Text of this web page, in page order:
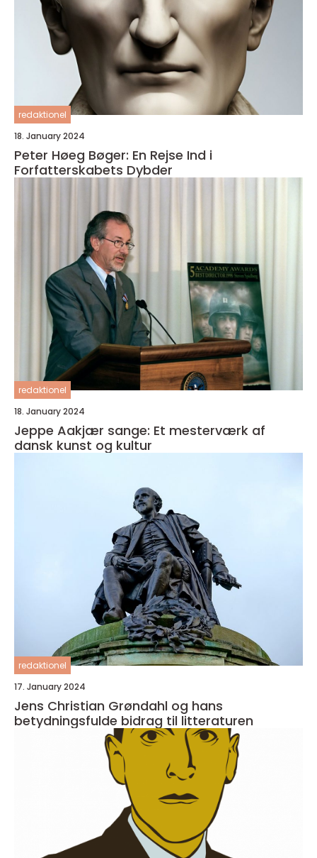
redaktionel
18. January 2024
Peter Høeg Bøger: En Rejse Ind i
Forfatterskabets Dybder
redaktionel
18. January 2024
Jeppe Aakjær sange: Et mesterværk af
dansk kunst og kultur
redaktionel
17. January 2024
Jens Christian Grøndahl og hans
betydningsfulde bidrag til litteraturen